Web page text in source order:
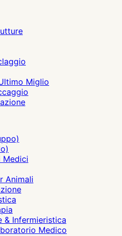
Miglio
Medici
Animali
& Infermieristica
Medico